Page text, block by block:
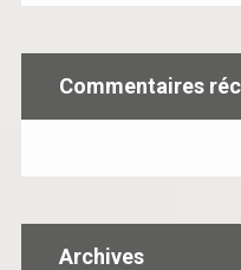
Commentaires
Archives